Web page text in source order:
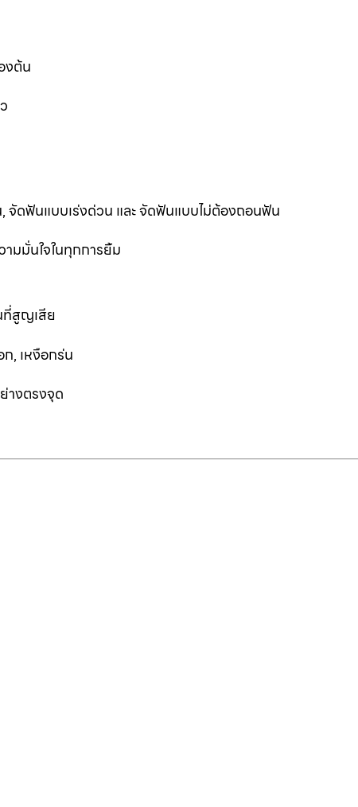
งต้น
จัดฟันแบบเร่งด่วน และ จัดฟันแบบไม่ต้องถอนฟัน
มมั่นใจในทุกการยิ้ม
ที่สูญเสีย
, เหงือกร่น
างตรงจุด